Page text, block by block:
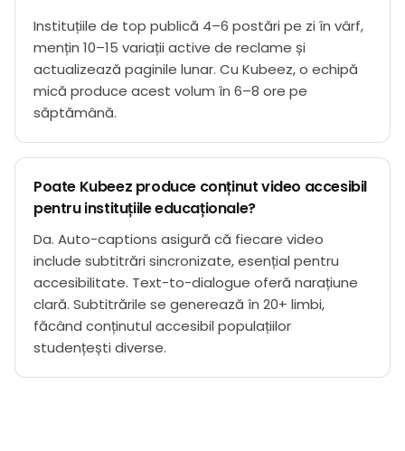
Instituțiile de top publică 4–6 postări pe zi în vârf,
mențin 10–15 variații active de reclame și
actualizează paginile lunar. Cu Kubeez, o echipă
mică produce acest volum în 6–8 ore pe
săptămână.
Poate Kubeez produce conținut video accesibil
pentru instituțiile educaționale?
Da. Auto-captions asigură că fiecare video
include subtitrări sincronizate, esențial pentru
accesibilitate. Text-to-dialogue oferă narațiune
clară. Subtitrările se generează în 20+ limbi,
făcând conținutul accesibil populațiilor
studențești diverse.